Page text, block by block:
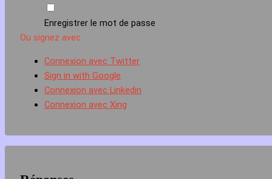
Enregistrer le mot de passe
Ou signez avec
Connexion avec Twitter
Sign in with Google
Connexion avec Linkedin
Connexion avec Xing